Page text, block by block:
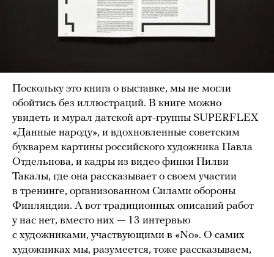
Поскольку это книга о выставке, мы не могли
обойтись без иллюстраций. В книге можно
увидеть и мурал датской арт-группы SUPERFLEX
«Данные народу», и вдохновленные советским
букварем картины российского художника Павла
Отдельнова, и кадры из видео финки Пилви
Такалы, где она рассказывает о своем участии
в тренинге, организованном Силами обороны
Финляндии. А вот традиционных описаний работ
у нас нет, вместо них — 13 интервью
с художниками, участвующими в «No». О самих
художниках мы, разумеется, тоже рассказываем,